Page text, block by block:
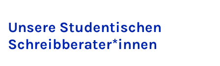
Un­se­re Stu­den­ti­schen
Schreib­be­ra­ter*in­nen